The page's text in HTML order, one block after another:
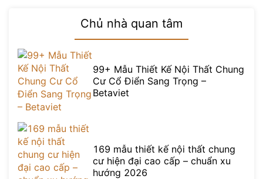
Chủ nhà quan tâm
99+ Mẫu Thiết Kế Nội Thất Chung
Cư Cổ Điển Sang Trọng –
Betaviet
169 mẫu thiết kế nội thất chung
cư hiện đại cao cấp – chuẩn xu
hướng 2026